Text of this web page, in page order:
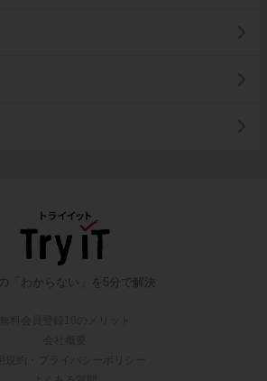
「わからない」を5分で解決